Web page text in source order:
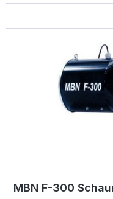
Sunlite Suite 2
Anwendungen, bei
ausreicht (Clubs,
einer MIDI-Konsole
leistungsstark und
Lichtsteuerung benötigen. DMX-
MBN F-300